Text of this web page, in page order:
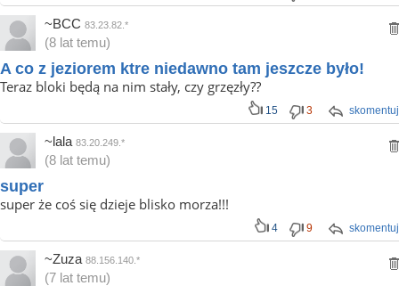
~BCC 83.23.82.*
(8 lat temu)
A co z jeziorem ktre niedawno tam jeszcze było!
Teraz bloki będą na nim stały, czy grzęzły??
skomentuj
15 3
~lala 83.20.249.*
(8 lat temu)
super
super że coś się dzieje blisko morza!!!
skomentuj
4 9
~Zuza 88.156.140.*
(7 lat temu)